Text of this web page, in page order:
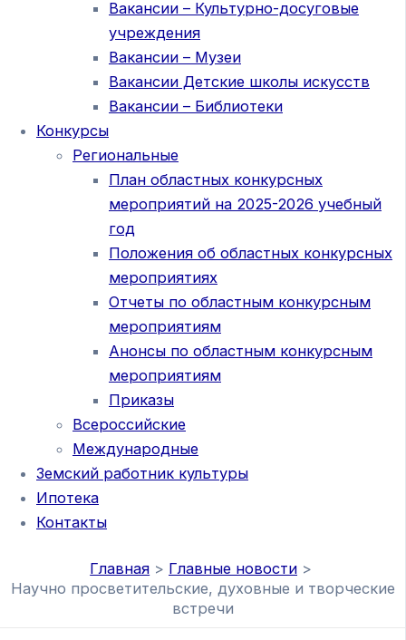
Вакансии – Культурно-досуговые
учреждения
Вакансии – Музеи
Вакансии Детские школы искусств
Вакансии – Библиотеки
Конкурсы
Региональные
План областных конкурсных
мероприятий на 2025-2026 учебный
год
Положения об областных конкурсных
мероприятиях
Отчеты по областным конкурсным
мероприятиям
Анонсы по областным конкурсным
мероприятиям
Приказы
Всероссийские
Международные
Земский работник культуры
Ипотека
Контакты
Главная
Главные новости
Научно просветительские, духовные и творческие
встречи